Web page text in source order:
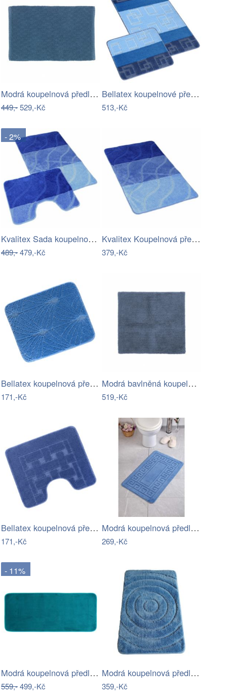
Modrá koupelnová předložka Wenko Mona
449,-529,-Kč
Bellatex koupelnové předložky SADA BANY…
513,-Kč
- 2%
Kvalitex Sada koupelnových předložek…
489,-479,-Kč
Kvalitex Koupelnová předložka Vlny…
379,-Kč
Bellatex koupelnová předložka BANY…
171,-Kč
Modrá bavlněná koupelnová předložka…
519,-Kč
Bellatex koupelnová předložka BANY…
171,-Kč
Modrá koupelnová předložka 50x70 cm…
269,-Kč
- 11%
Modrá koupelnová předložka 50x120 cm…
559,-499,-Kč
Modrá koupelnová předložka 50x80 cm –…
359,-Kč